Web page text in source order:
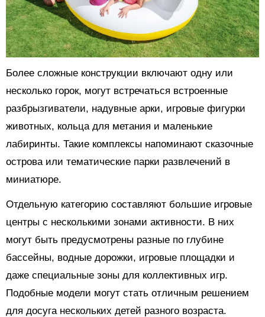
Более сложные конструкции включают одну или
несколько горок, могут встречаться встроенные
разбрызгиватели, надувные арки, игровые фигурки
животных, кольца для метания и маленькие
лабиринты. Такие комплексы напоминают сказочные
острова или тематические парки развлечений в
миниатюре.
Отдельную категорию составляют большие игровые
центры с несколькими зонами активности. В них
могут быть предусмотрены разные по глубине
бассейны, водные дорожки, игровые площадки и
даже специальные зоны для коллективных игр.
Подобные модели могут стать отличным решением
для досуга нескольких детей разного возраста.